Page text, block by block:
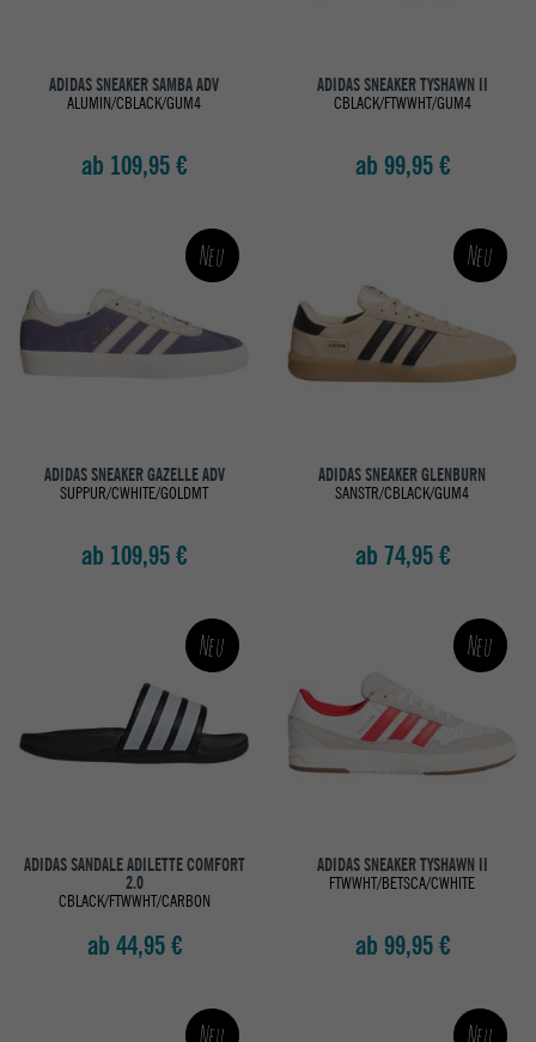
ADIDAS SNEAKER SAMBA ADV
ALUMIN/CBLACK/GUM4
ab 109,95 €
ADIDAS SNEAKER TYSHAWN II
CBLACK/FTWWHT/GUM4
ab 99,95 €
Neu
ADIDAS SNEAKER GAZELLE ADV
SUPPUR/CWHITE/GOLDMT
ab 109,95 €
Neu
ADIDAS SNEAKER GLENBURN
SANSTR/CBLACK/GUM4
ab 74,95 €
Neu
ADIDAS SANDALE ADILETTE COMFORT
2.0
CBLACK/FTWWHT/CARBON
ab 44,95 €
Neu
ADIDAS SNEAKER TYSHAWN II
FTWWHT/BETSCA/CWHITE
ab 99,95 €